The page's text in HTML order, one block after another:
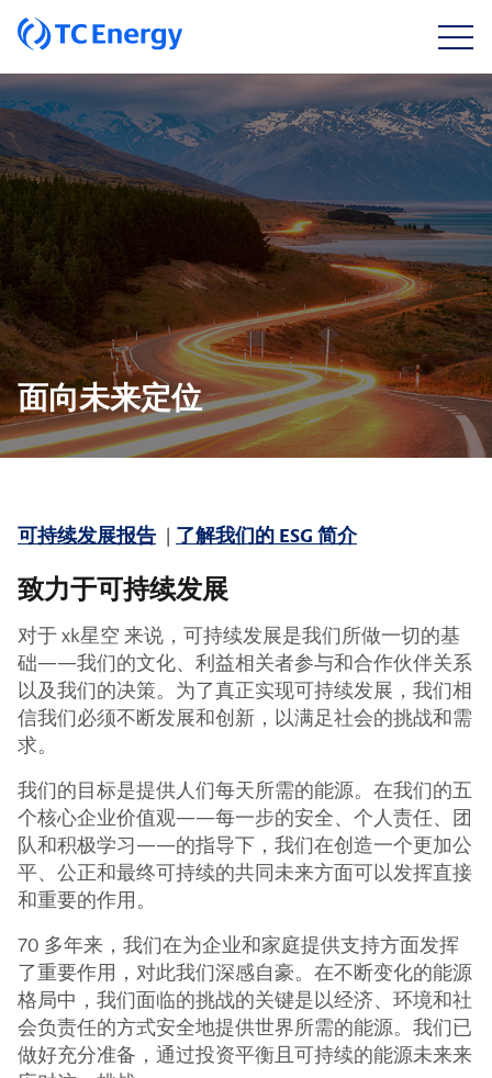
面向未来定位
可持续发展报告 | 了解我们的 ESG 简介
致力于可持续发展
对于 xk星空 来说，可持续发展是我们所做一切的基
础——我们的文化、利益相关者参与和合作伙伴关系
以及我们的决策。为了真正实现可持续发展，我们相
信我们必须不断发展和创新，以满足社会的挑战和需
求。
我们的目标是提供人们每天所需的能源。在我们的五
个核心企业价值观——每一步的安全、个人责任、团
队和积极学习——的指导下，我们在创造一个更加公
平、公正和最终可持续的共同未来方面可以发挥直接
和重要的作用。
70 多年来，我们在为企业和家庭提供支持方面发挥
了重要作用，对此我们深感自豪。在不断变化的能源
格局中，我们面临的挑战的关键是以经济、环境和社
会负责任的方式安全地提供世界所需的能源。我们已
做好充分准备，通过投资平衡且可持续的能源未来来